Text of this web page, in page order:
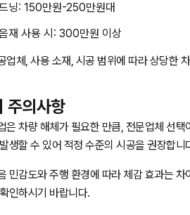
닝: 150만원-250만원대
재 사용 시: 300만원 이상
업체, 사용 소재, 시공 범위에 따라 상당한
주의사항
은 차량 해체가 필요한 만큼, 전문업체 선
생할 수 있어 적정 수준의 시공을 권장합니
민감도와 주행 환경에 따라 체감 효과는
인하시기 바랍니다.